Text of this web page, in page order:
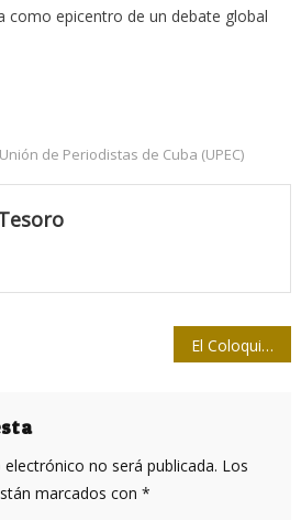
como epicentro de un debate global
Unión de Periodistas de Cuba (UPEC)
El Coloquio Patria, una pieza clave para la comunicación
no será publicada. Los
marcados con *